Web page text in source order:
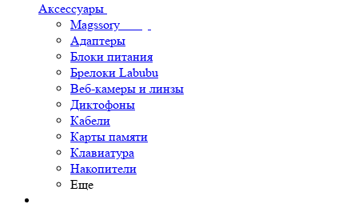
Аксессуары
Magssory
Адаптеры
Блоки питания
Брелоки Labubu
Веб-камеры и линзы
Диктофоны
Кабели
Карты памяти
Клавиатура
Накопители
Еще